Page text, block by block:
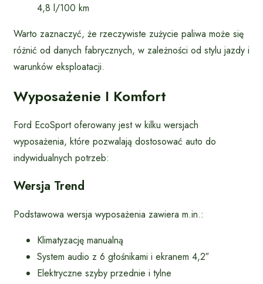
4,8 l/100 km
Warto zaznaczyć, że rzeczywiste zużycie paliwa może się
różnić od danych fabrycznych, w zależności od stylu jazdy i
warunków eksploatacji.
Wyposażenie I Komfort
Ford EcoSport oferowany jest w kilku wersjach
wyposażenia, które pozwalają dostosować auto do
indywidualnych potrzeb:
Wersja Trend
Podstawowa wersja wyposażenia zawiera m.in.:
Klimatyzację manualną
System audio z 6 głośnikami i ekranem 4,2″
Elektryczne szyby przednie i tylne